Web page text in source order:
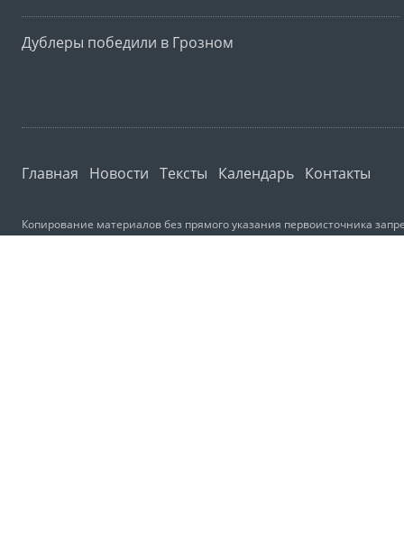
Дублеры победили в Грозном
Главная Новости Тексты Календарь Контакты
Копирование материалов без прямого указания первоисточника